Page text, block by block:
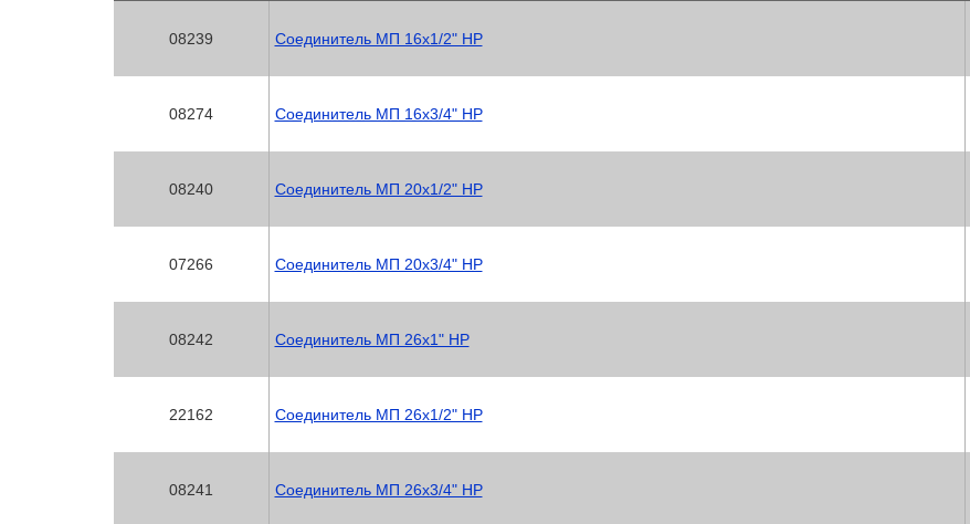
08239 Соединитель МП 16х1/2" НР
08274 Соединитель МП 16х3/4" НР
08240 Соединитель МП 20х1/2" НР
07266 Соединитель МП 20х3/4" НР
08242 Соединитель МП 26х1" НР
22162 Соединитель МП 26х1/2" НР
08241 Соединитель МП 26х3/4" НР